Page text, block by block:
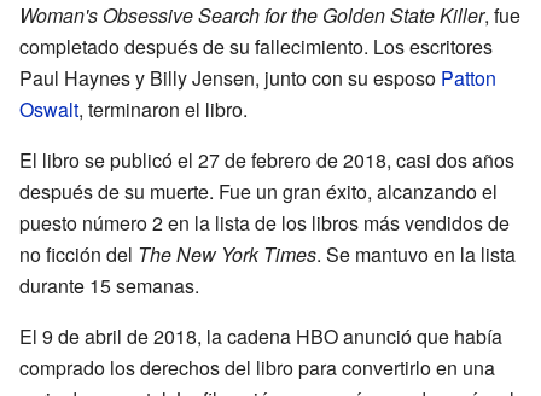
Woman's Obsessive Search for the Golden State Killer, fue
completado después de su fallecimiento. Los escritores
Paul Haynes y Billy Jensen, junto con su esposo Patton
Oswalt, terminaron el libro.
El libro se publicó el 27 de febrero de 2018, casi dos años
después de su muerte. Fue un gran éxito, alcanzando el
puesto número 2 en la lista de los libros más vendidos de
no ficción del The New York Times. Se mantuvo en la lista
durante 15 semanas.
El 9 de abril de 2018, la cadena HBO anunció que había
comprado los derechos del libro para convertirlo en una